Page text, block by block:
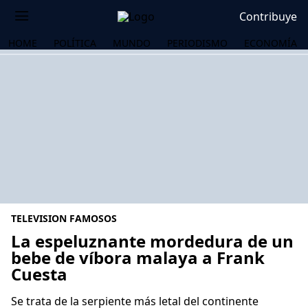
Contribuye
HOME POLÍTICA MUNDO PERIODISMO ECONOMÍA
TELEVISION FAMOSOS
La espeluznante mordedura de un
bebe de víbora malaya a Frank
Cuesta
Se trata de la serpiente más letal del continente